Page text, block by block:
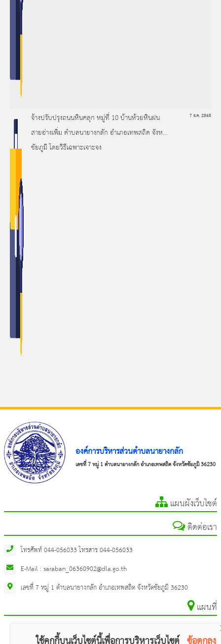
จ้างปรับปรุงถนนหินคลุก หมู่ที่ 10 บ้านห้วยหินฝน
สายอ่างเพิ่ม ตำบลนายางกลัก อำเภอเทพสถิต จังหวัด
ชัยภูมิ โดยวิธีเฉพาะเจาะจง
7 ธ.ค. 2565
องค์การบริหารส่วนตำบลนายางกลัก
เลขที่ 7 หมู่ 1 ตำบลนายางกลัก อำเภอเทพสถิต จังหวัดชัยภูมิ 36230
แผนผังเว็บไซต์
ติดต่อเรา
โทรศัพท์ 044-056033 โทรสาร 044-056033
E-Mail : saraban_06360902@dla.go.th
เลขที่ 7 หมู่ 1 ตำบลนายางกลัก อำเภอเทพสถิต จังหวัดชัยภูมิ 36230
แผนที่